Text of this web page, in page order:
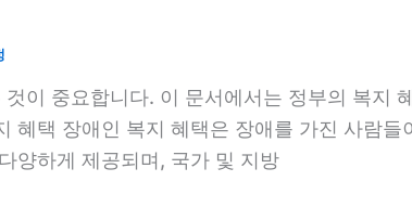
이 중요합니다. 이 문서에서는 정부의 복지
택 장애인 복지 혜택은 장애를 가진 사람
양하게 제공되며, 국가 및 지방